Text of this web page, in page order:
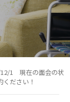
12/1 現在の面会の状
ださい！